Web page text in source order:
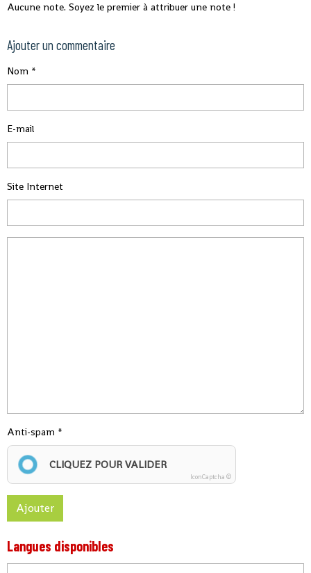
Aucune note. Soyez le premier à attribuer une note !
Ajouter un commentaire
Nom
E-mail
Site Internet
Anti-spam
CLIQUEZ POUR VALIDER
IconCaptcha ©
Ajouter
Langues disponibles